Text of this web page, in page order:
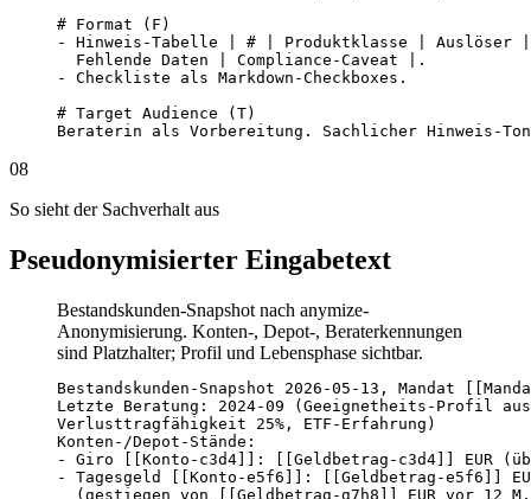
# Format (F)
- Hinweis-Tabelle | # | Produktklasse | Auslöser |
  Fehlende Daten | Compliance-Caveat |.
- Checkliste als Markdown-Checkboxes.
# Target Audience (T)
Beraterin als Vorbereitung. Sachlicher Hinweis-
08
So sieht der Sachverhalt aus
Pseudonymisierter Eingabetext
Bestandskunden-Snapshot nach anymize-
Anonymisierung. Konten-, Depot-, Beraterkennungen
sind Platzhalter; Profil und Lebensphase sichtbar.
Bestandskunden-Snapshot 2026-05-13, Mandat
Letzte Beratung: 2024-09 (Geeignetheits-Profil
Verlusttragfähigkeit 25%, ETF-Erfahrung)
Konten-/Depot-Stände:
- Giro [[Konto-c3d4]]: [[Geldbetrag-c3d4]] EUR
- Tagesgeld [[Konto-e5f6]]: [[Geldbetrag-e5f6]]
(gestiegen von [[Geldbetrag-g7h8]] EUR vor 12